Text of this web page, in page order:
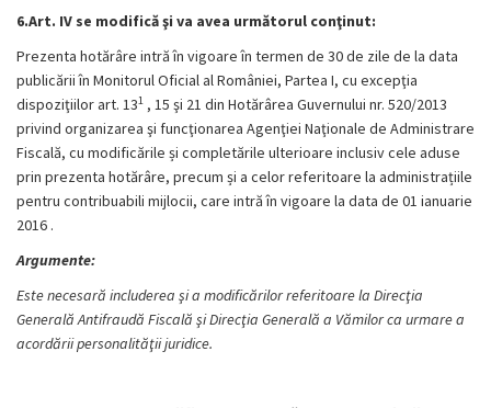
6.Art. IV se modifică şi va avea următorul conţinut:
Prezenta hotărâre intră în vigoare în termen de 30 de zile de la data
publicării în Monitorul Oficial al României, Partea I, cu excepţia
dispoziţiilor art. 131 , 15 şi 21 din Hotărârea Guvernului nr. 520/2013
privind organizarea şi funcţionarea Agenţiei Naţionale de Administrare
Fiscală, cu modificările și completările ulterioare inclusiv cele aduse
prin prezenta hotărâre, precum și a celor referitoare la administrațiile
pentru contribuabili mijlocii, care intră în vigoare la data de 01 ianuarie
2016 .
Argumente:
Este necesară includerea şi a modificărilor referitoare la Direcţia
Generală Antifraudă Fiscală şi Direcţia Generală a Vămilor ca urmare a
acordării personalităţii juridice.